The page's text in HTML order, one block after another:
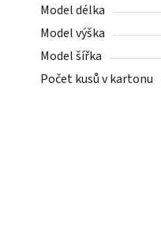
Model délka
Model výška
Model šířka
Počet kusů v kartonu